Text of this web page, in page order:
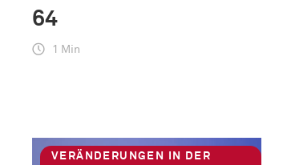
64
1 Min
VERÄNDERUNGEN IN DER